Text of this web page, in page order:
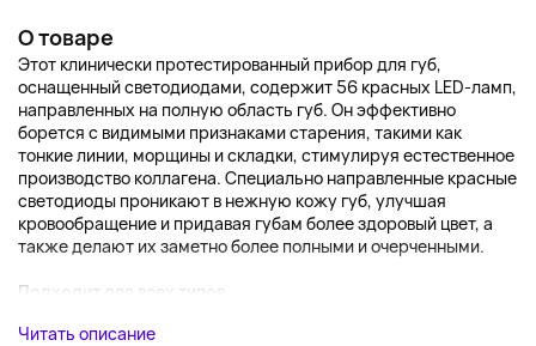
О товаре
Этот клинически протестированный прибор для губ,
оснащенный светодиодами, содержит 56 красных LED-ламп,
направленных на полную область губ. Он эффективно
борется с видимыми признаками старения, такими как
тонкие линии, морщины и складки, стимулируя естественное
производство коллагена. Специально направленные красные
светодиоды проникают в нежную кожу губ, улучшая
кровообращение и придавая губам более здоровый цвет, а
также делают их заметно более полными и очерченными.
Подходит для всех типов...
Читать описание